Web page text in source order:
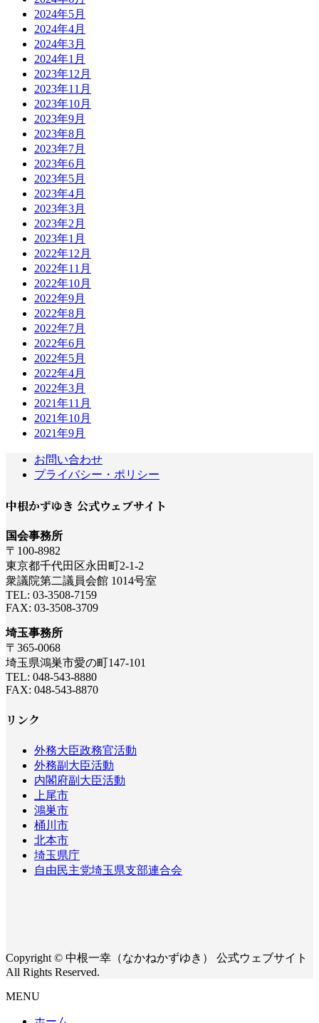
2024年5月
2024年4月
2024年3月
2024年1月
2023年12月
2023年11月
2023年10月
2023年9月
2023年8月
2023年7月
2023年6月
2023年5月
2023年4月
2023年3月
2023年2月
2023年1月
2022年12月
2022年11月
2022年10月
2022年9月
2022年8月
2022年7月
2022年6月
2022年5月
2022年4月
2022年3月
2021年11月
2021年10月
2021年9月
お問い合わせ
プライバシー・ポリシー
中根かずゆき 公式ウェブサイト
国会事務所
〒100-8982
東京都千代田区永田町2-1-2
衆議院第二議員会館 1014号室
TEL: 03-3508-7159
FAX: 03-3508-3709
埼玉事務所
〒365-0068
埼玉県鴻巣市愛の町147-101
TEL: 048-543-8880
FAX: 048-543-8870
リンク
外務大臣政務官活動
外務副大臣活動
内閣府副大臣活動
上尾市
鴻巣市
桶川市
北本市
埼玉県庁
自由民主党埼玉県支部連合会
Copyright © 中根一幸（なかねかずゆき） 公式ウェブサイト
All Rights Reserved.
MENU